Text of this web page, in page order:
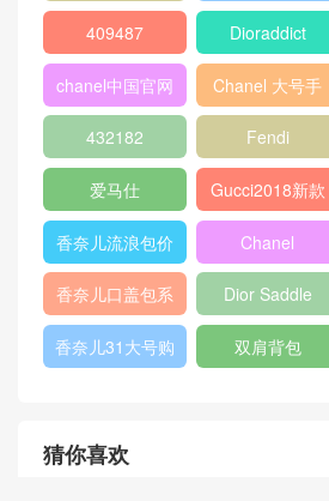
box
409487 Dioraddict
chanel中国官网
包
Chanel 大号手
提包
432182 Fendi
爱马仕
Gucci2018新款
女包
香奈儿流浪包价
格
Chanel
Gabrielle小号流
浪包
香奈儿口盖包系
列
Dior Saddle
Bag
香奈儿31大号购
双肩背包
猜你喜欢